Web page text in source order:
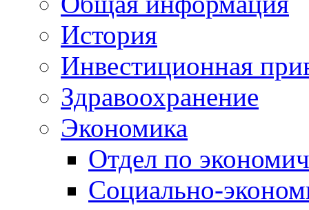
История
Инвестиционная
Здравоохранение
Экономика
Отдел по
Социально-